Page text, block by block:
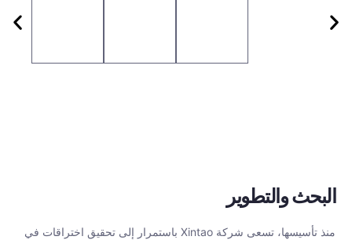
البحث والتطوير
منذ تأسيسها، تسعى شركة Xintao باستمرار إلى تحقيق اختراقات في